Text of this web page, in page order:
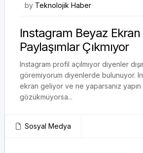
by Teknolojik Haber
Instagram Beyaz Ekran
Paylaşımlar Çıkmıyor
Instagram profil açılmıyor diyenler
göremiyorum diyenlerde bulunuyor.
ekran geliyor ve ne yaparsanız yapın
gözükmüyorsa...
Sosyal Medya